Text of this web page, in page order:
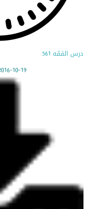
درس الفقه 561
10-19 03:52:00